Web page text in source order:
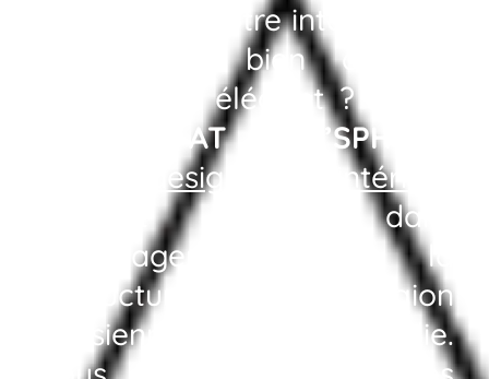
moderniser votre intérieur en
un espace bien agencé,
optimisé et élégant ? Faites
AT HOM’SPHERE
designer d’intérieur
référent dans
l’aménagement et la
restructuration en région
parisienne et en Normandie.